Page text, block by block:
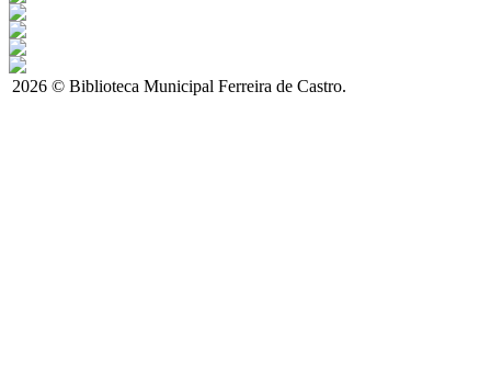
2026 © Biblioteca Municipal Ferreira de Castro.